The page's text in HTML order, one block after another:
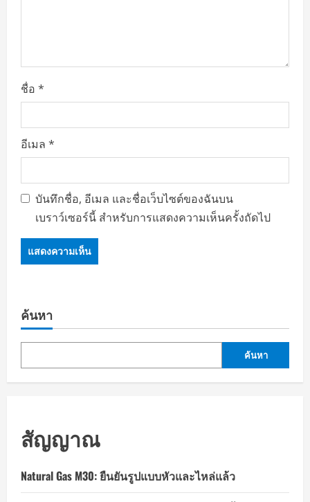
ชื่อ *
อีเมล *
บันทึกชื่อ, อีเมล และชื่อเว็บไซต์ของฉันบน
เบราว์เซอร์นี้ สำหรับการแสดงความเห็นครั้งถัดไป
ค้นหา
ค้นหา
สัญญาณ
Natural Gas M30: ยืนยันรูปแบบหัวและไหล่แล้ว